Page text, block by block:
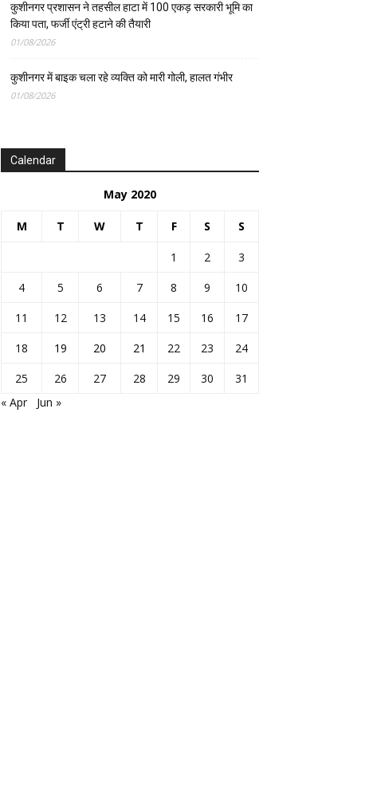
कुशीनगर प्रशासन ने तहसील हाटा में 100 एकड़ सरकारी भूमि का
किया पता, फर्जी एंट्री हटाने की तैयारी
01/08/2026
कुशीनगर में बाइक चला रहे व्यक्ति को मारी गोली, हालत गंभीर
01/08/2026
Calendar
May 2020
M T W T F S S
1 2
3
4
5 6 7 8 9
10
11
12 13 14 15 16
17
18
19 20 21 22 23
24
25
26 27 28 29 30
31
« Apr
Jun »